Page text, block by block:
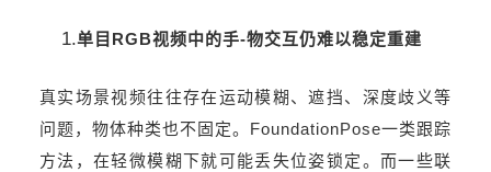
单目RGB视频中的手-物交互仍难以稳定重建
真实场景视频往往存在运动模糊、遮挡、深度歧义等
问题，物体种类也不固定。FoundationPose一类跟踪
方法，在轻微模糊下就可能丢失位姿锁定。而一些联